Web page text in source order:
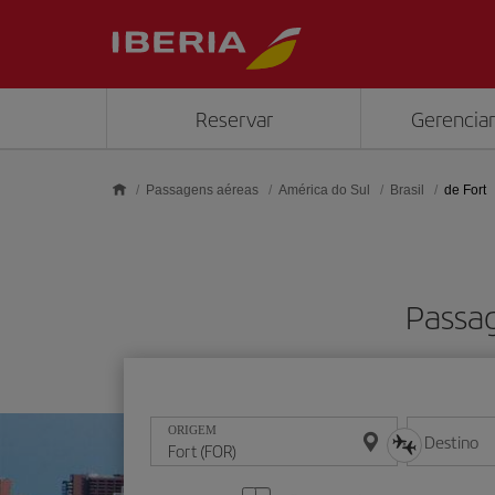
Reservar
Passagens aéreas América do Sul Brasil de Fort
ORIGEM Destino